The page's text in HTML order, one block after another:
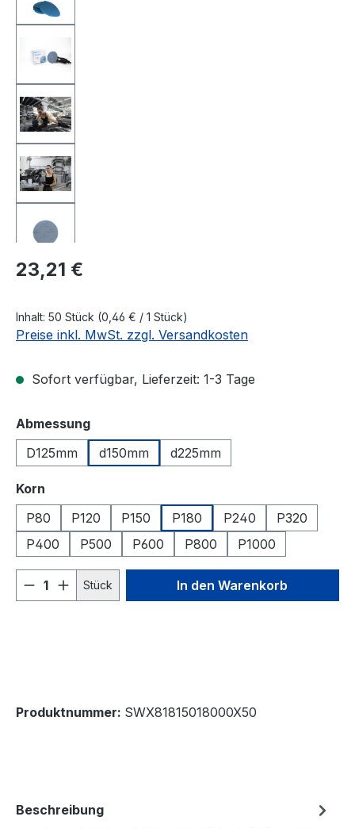
Regulärer Preis:
23,21 €
Inhalt: 50 Stück (0,46 € / 1 Stück)
Preise inkl. MwSt. zzgl. Versandkosten
Sofort verfügbar, Lieferzeit: 1-3 Tage
Abmessungauswählen
D125mm
d150mm d225mm
Korn
P80
P120 P150 P180 P240
P320
P400
P500 P600 P800 P1000
Produkt Anzahl: Gib den
Stück In den Warenkorb
Produktnummer: SWX81815018000X50
Beschreibung